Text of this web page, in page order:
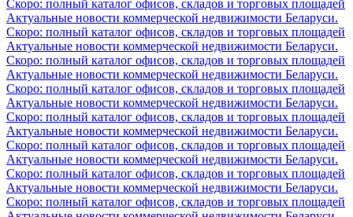
Скоро: полный каталог офисов, складов и торговых площадей
Актуальные новости коммерческой недвижимости Беларуси.
Скоро: полный каталог офисов, складов и торговых площадей
Актуальные новости коммерческой недвижимости Беларуси.
Скоро: полный каталог офисов, складов и торговых площадей
Актуальные новости коммерческой недвижимости Беларуси.
Скоро: полный каталог офисов, складов и торговых площадей
Актуальные новости коммерческой недвижимости Беларуси.
Скоро: полный каталог офисов, складов и торговых площадей
Актуальные новости коммерческой недвижимости Беларуси.
Скоро: полный каталог офисов, складов и торговых площадей
Актуальные новости коммерческой недвижимости Беларуси.
Скоро: полный каталог офисов, складов и торговых площадей
Актуальные новости коммерческой недвижимости Беларуси.
Скоро: полный каталог офисов, складов и торговых площадей